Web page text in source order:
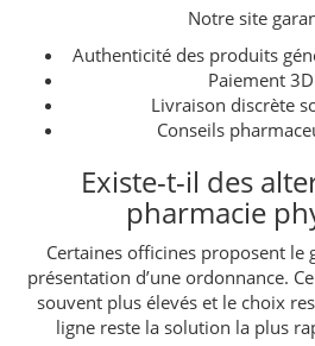
Notre site
Authenticité des produits
Paiement
Livraison discrète
Conseils
Existe-t-il des
pharmacie
Certaines officines proposent le
présentation d’une ordonnance.
souvent plus élevés et le choix
ligne reste la solution la plus